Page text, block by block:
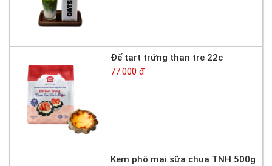
Đế tart trứng than tre 22c
77.000 đ
Kem phô mai sữa chua TNH 500g